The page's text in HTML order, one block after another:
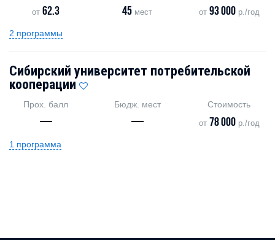
от62.3 45 мест от 93 000р./год
2 программы
Сибирский университет потребительской
кооперации
Прох. балл
—
Бюдж. мест
—
Стоимость
от 78 000р./год
1 программа